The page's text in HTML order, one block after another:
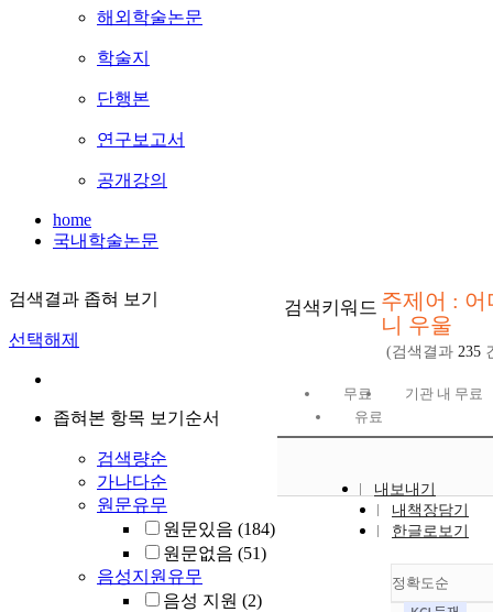
해외학술논문
학술지
단행본
연구보고서
공개강의
home
국내학술논문
검색결과 좁혀 보기
선택해제
좁혀본 항목 보기순서
검색량순
가나다순
원문유무
원문있음 (184)
원문없음 (51)
음성지원유무
음성 지원 (2)
검색키워드 주제어 : 어
니 우울
(검색결과 235
무료
기관 내 무료
유료
내보내기
내책장담기
한글로보기
정확도순